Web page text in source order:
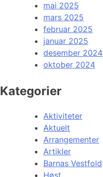
mai 2025
mars 2025
februar 2025
januar 2025
desember 2024
oktober 2024
Kategorier
Aktiviteter
Aktuelt
Arrangementer
Artikler
Barnas Vestfold